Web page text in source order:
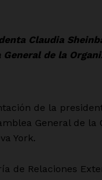
Claudia
de la
de la
General de la
York.
de Relaciones